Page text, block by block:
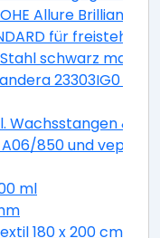
Allure Brilliant
für
schwarz matt
23303IG0
Wachsstangen &
850 und veporit.
ml
180 x 200 cm